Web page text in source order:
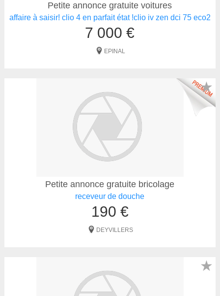
Petite annonce gratuite voitures
affaire à saisir! clio 4 en parfait état !clio iv zen dci 75 eco2
7 000 €
EPINAL
Petite annonce gratuite bricolage
receveur de douche
190 €
DEYVILLERS
★
★